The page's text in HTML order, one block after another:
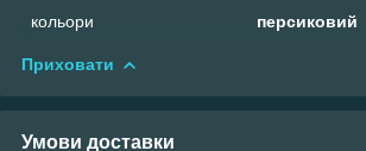
кольори
персиковий
Приховати
Умови доставки